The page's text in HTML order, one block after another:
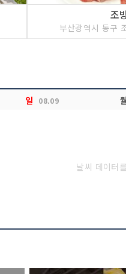
조
부산광역시 동구
일 08.09
날씨 데이터